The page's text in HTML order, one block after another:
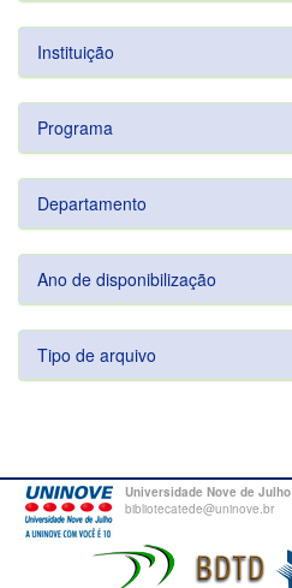
Instituição
Programa
Departamento
Ano de disponibilização
Tipo de arquivo
Universidade Nove de Julho
bibliotecatede@uninove.br